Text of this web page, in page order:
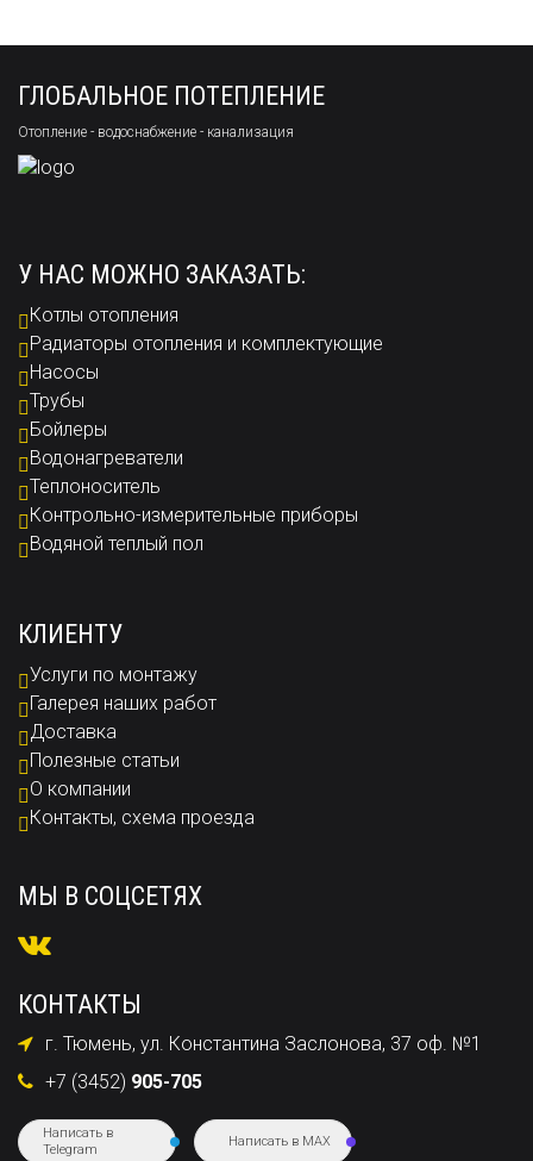
ГЛОБАЛЬНОЕ ПОТЕПЛЕНИЕ
Отопление - водоснабжение - канализация
У НАС МОЖНО ЗАКАЗАТЬ:
Котлы отопления
Радиаторы отопления и комплектующие
Насосы
Трубы
Бойлеры
Водонагреватели
Теплоноситель
Контрольно-измерительные приборы
Водяной теплый пол
КЛИЕНТУ
Услуги по монтажу
Галерея наших работ
Доставка
Полезные статьи
О компании
Контакты, схема проезда
МЫ В СОЦСЕТЯХ
КОНТАКТЫ
г. Тюмень, ул. Константина Заслонова, 37 оф. №1
+7 (3452) 905-705
Написать в
Telegram
Написать в MAX